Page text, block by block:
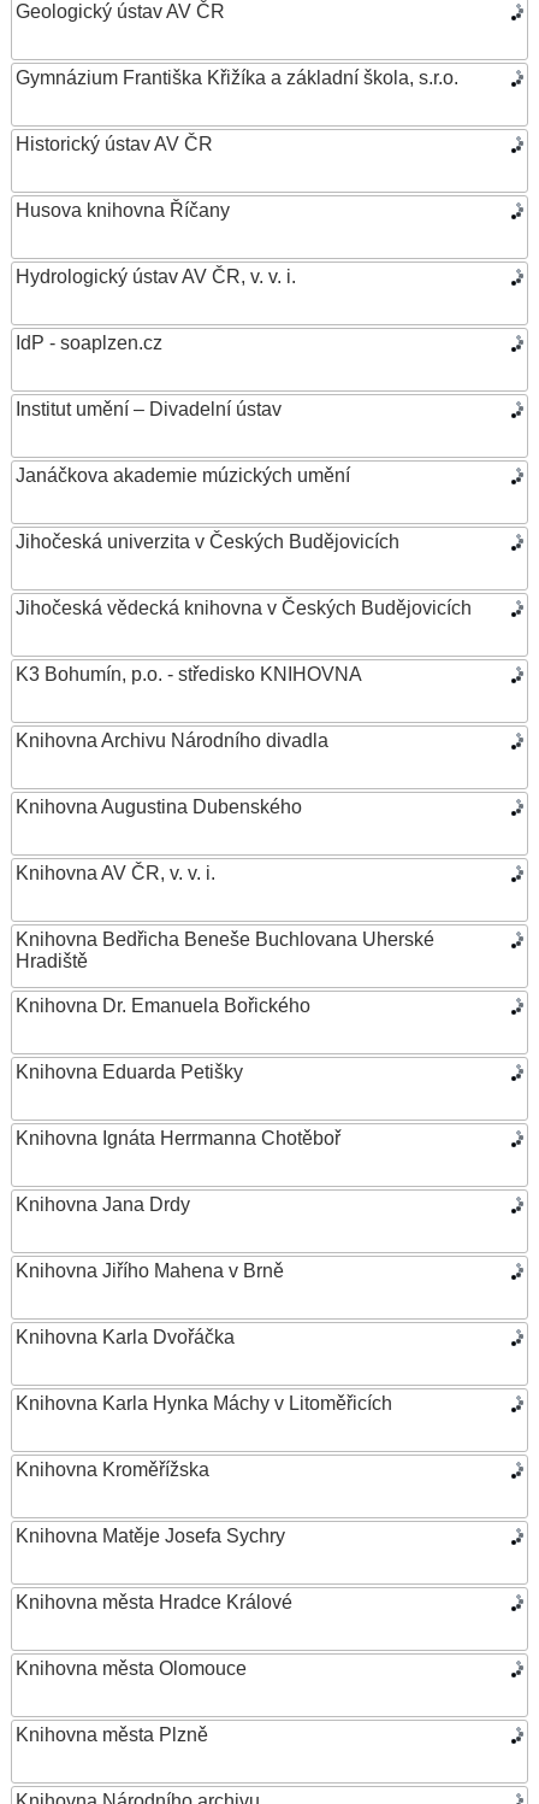
Geologický ústav AV ČR
Gymnázium Františka Křižíka a základní škola, s.r.o.
Historický ústav AV ČR
Husova knihovna Říčany
Hydrologický ústav AV ČR, v. v. i.
IdP - soaplzen.cz
Institut umění – Divadelní ústav
Janáčkova akademie múzických umění
Jihočeská univerzita v Českých Budějovicích
Jihočeská vědecká knihovna v Českých Budějovicích
K3 Bohumín, p.o. - středisko KNIHOVNA
Knihovna Archivu Národního divadla
Knihovna Augustina Dubenského
Knihovna AV ČR, v. v. i.
Knihovna Bedřicha Beneše Buchlovana Uherské
Hradiště
Knihovna Dr. Emanuela Bořického
Knihovna Eduarda Petišky
Knihovna Ignáta Herrmanna Chotěboř
Knihovna Jana Drdy
Knihovna Jiřího Mahena v Brně
Knihovna Karla Dvořáčka
Knihovna Karla Hynka Máchy v Litoměřicích
Knihovna Kroměřížska
Knihovna Matěje Josefa Sychry
Knihovna města Hradce Králové
Knihovna města Olomouce
Knihovna města Plzně